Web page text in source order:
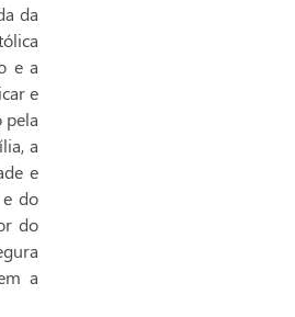
da
e a
e
pela
a
e
do
do
a